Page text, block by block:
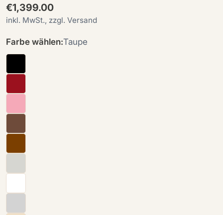
Regulärer
Preis
€1,399.00
inkl. MwSt., zzgl. Versand
Farbe wählen:Taupe